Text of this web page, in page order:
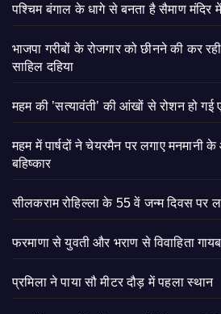
पश्चिम बंगाल के धागे से बनता है सैमाण मंदिर में
भाजपा गरीबों के रोजगार को छीनने की कर
साहिल दहिया
महम की ’सत्यावंती’ की आंखों से रोशन हो गई
महम में पार्षदों ने चेयरमैन पर लगाए मनमानी
बहिष्कार
सीलकराम रोहिल्ला के 55 वें जन्म दिवस पर
फरमाणा से युवती और भराण से विवाहिता गायब
प्रमिला ने पाया सौ मीटर दौड़ में पहला स्थान